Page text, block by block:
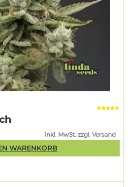
inkl. MwSt. zzgl. Versand
WARENKORB